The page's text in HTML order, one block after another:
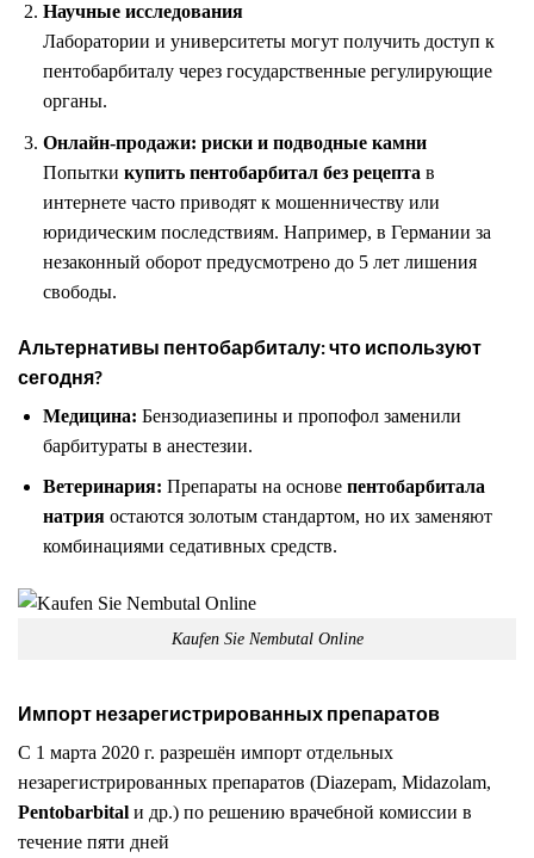
Научные исследования
Лаборатории и университеты могут получить доступ к
пентобарбиталу через государственные регулирующие
органы.
Онлайн-продажи: риски и подводные камни
Попытки купить пентобарбитал без рецепта в
интернете часто приводят к мошенничеству или
юридическим последствиям. Например, в Германии за
незаконный оборот предусмотрено до 5 лет лишения
свободы.
Альтернативы пентобарбиталу: что используют
сегодня?
Медицина: Бензодиазепины и пропофол заменили
барбитураты в анестезии.
Ветеринария: Препараты на основе пентобарбитала
натрияостаются золотым стандартом, но их заменяют
комбинациями седативных средств.
Kaufen Sie Nembutal Online
Импорт незарегистрированных препаратов
С 1 марта 2020 г. разрешён импорт отдельных
незарегистрированных препаратов (Diazepam, Midazolam,
Pentobarbital и др.) по решению врачебной комиссии в
течение пяти дней